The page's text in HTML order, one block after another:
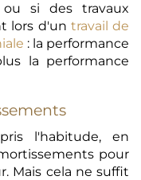
si des travaux
lors d'un travail de
: la performance
la performance
l'habitude, en
pour
Mais cela ne suffit